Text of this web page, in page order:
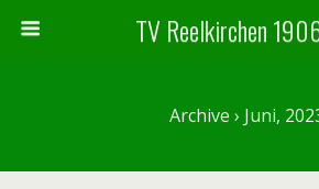
TV Reelkirchen
Archive › Juni,